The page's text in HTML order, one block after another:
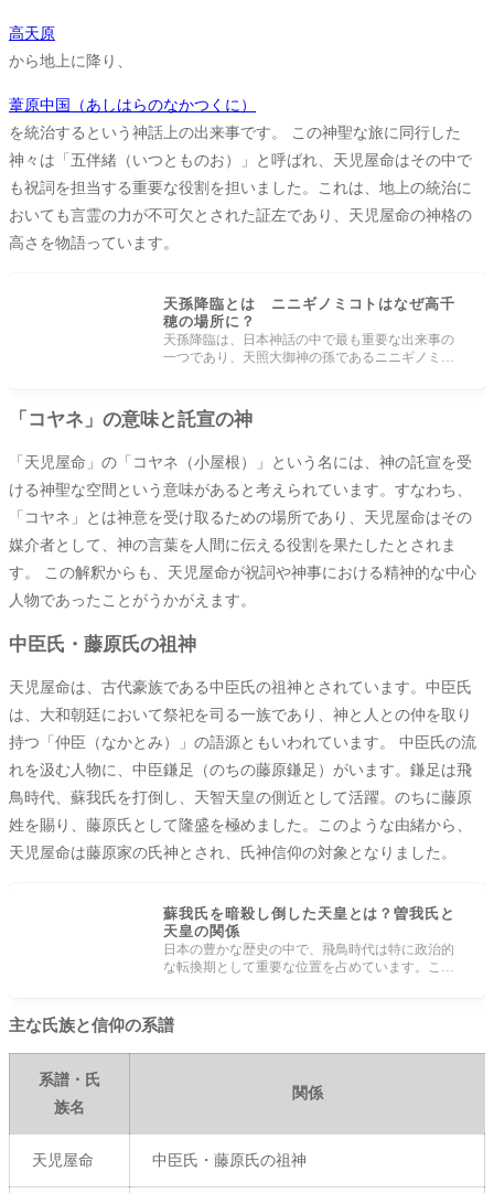
高天原
から地上に降り、
葦原中国（あしはらのなかつくに）
を統治するという神話上の出来事です。 この神聖な旅に同行した
神々は「五伴緒（いつとものお）」と呼ばれ、天児屋命はその中で
も祝詞を担当する重要な役割を担いました。これは、地上の統治に
おいても言霊の力が不可欠とされた証左であり、天児屋命の神格の
高さを物語っています。
天孫降臨とは ニニギノミコトはなぜ高千
穂の場所に？
天孫降臨は、日本神話の中で最も重要な出来事の
一つであり、天照大御神の孫であるニニギノミコ
「コヤネ」の意味と託宣の神
「天児屋命」の「コヤネ（小屋根）」という名には、神の託宣を受
ける神聖な空間という意味があると考えられています。すなわち、
「コヤネ」とは神意を受け取るための場所であり、天児屋命はその
媒介者として、神の言葉を人間に伝える役割を果たしたとされま
す。 この解釈からも、天児屋命が祝詞や神事における精神的な中心
人物であったことがうかがえます。
中臣氏・藤原氏の祖神
天児屋命は、古代豪族である中臣氏の祖神とされています。中臣氏
は、大和朝廷において祭祀を司る一族であり、神と人との仲を取り
持つ「仲臣（なかとみ）」の語源ともいわれています。 中臣氏の流
れを汲む人物に、中臣鎌足（のちの藤原鎌足）がいます。鎌足は飛
鳥時代、蘇我氏を打倒し、天智天皇の側近として活躍。のちに藤原
姓を賜り、藤原氏として隆盛を極めました。このような由緒から、
天児屋命は藤原家の氏神とされ、氏神信仰の対象となりました。
蘇我氏を暗殺し倒した天皇とは？曽我氏と
天皇の関係
日本の豊かな歴史の中で、飛鳥時代は特に政治的
な転換期として重要な位置を占めています。この
主な氏族と信仰の系譜
系譜・氏
族名
関係
天児屋命 中臣氏・藤原氏の祖神